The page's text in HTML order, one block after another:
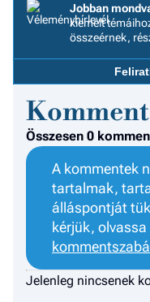
Jobban
kiemelt
összeérnek,
Komment
Összesen 0
A kommentek
tartalmak,
álláspontját
kérjük, olvassa
Jelenleg nincsenek